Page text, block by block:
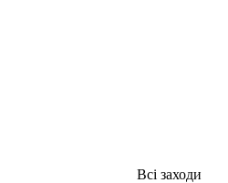
Всі заходи